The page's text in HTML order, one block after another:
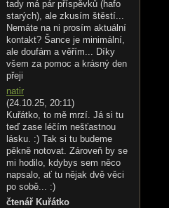
tady má pár příspěvků (hafo
starých), ale zkusím štěstí...
Nemáte na ni prosím aktuální
kontakt? Šance je minimální,
ale doufám a věřím... Díky
všem za pomoc a krásný den
přeji
natir
(24.10.25, 20:11)
Kuřátko, to mě mrzí. Já si tu
teď zase léčím nešťastnou
lásku. :) Tak si tu budeme
pěkně notovat. Zároveň by se
mi hodilo, kdybys sem něco
napsalo, ať tu nějak dvě věci
po sobě... :)
čtenář Kuřátko